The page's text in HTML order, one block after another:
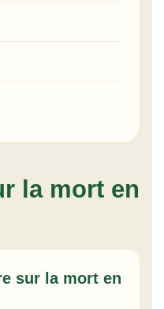
la mort en
sur la mort en